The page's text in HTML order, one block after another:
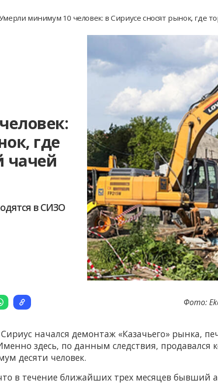
минимум 10 человек: в Сириусе сносят рынок, где
где
чачей
в СИЗО
Фото:
начался демонтаж «Казачьего» рынка,
здесь, по данным следствия, продавался
десяти человек.
в течение ближайших трех месяцев бывший